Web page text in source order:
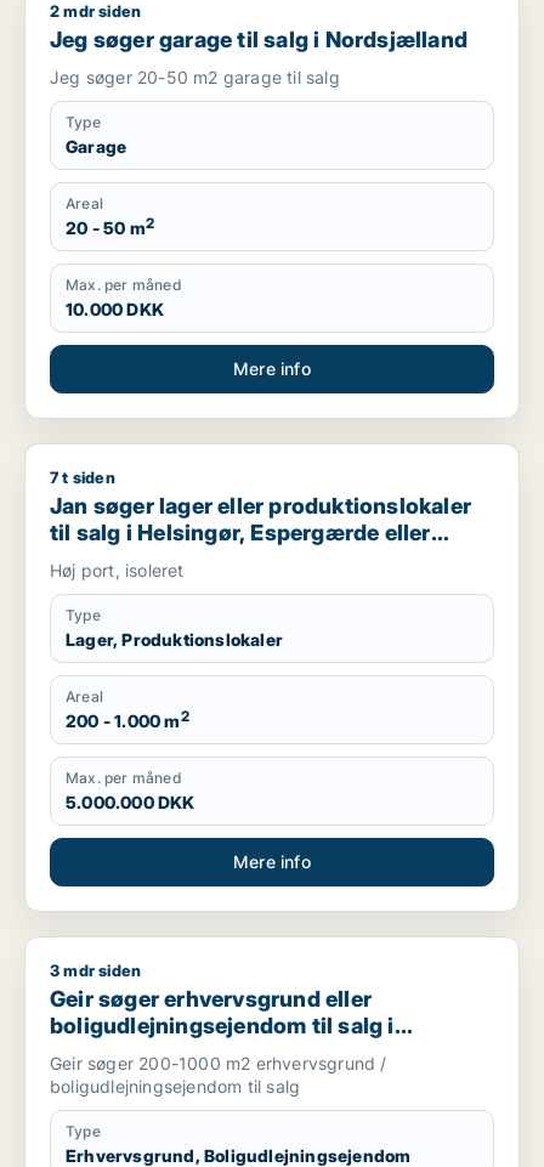
Jeg søger garage til salg i Nordsjælland
2 mdr siden
Jeg søger garage til salg i Nordsjælland
Jeg søger 20-50 m2 garage til salg
Type
Garage
Areal
20 - 50 m2
Max. per måned
10.000 DKK
Mere info
Jan søger lager eller produktionslokaler til salg i Helsingør,
7 t siden
Jan søger lager eller produktionslokaler
til salg i Helsingør, Espergærde eller
Kvistgård
Høj port, isoleret
Type
Lager, Produktionslokaler
Areal
200 - 1.000 m2
Max. per måned
5.000.000 DKK
Mere info
Geir søger erhvervsgrund eller boligudlejningsejendom til
3 mdr siden
Geir søger erhvervsgrund eller
boligudlejningsejendom til salg i
Nordsjælland
Geir søger 200-1000 m2 erhvervsgrund /
boligudlejningsejendom til salg
Type
Erhvervsgrund, Boligudlejningsejendom